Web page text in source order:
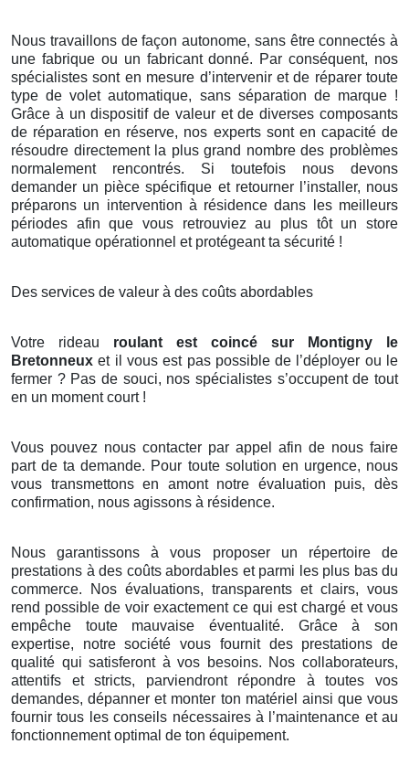
Nous travaillons de façon autonome, sans être connectés à
une fabrique ou un fabricant donné. Par conséquent, nos
spécialistes sont en mesure d’intervenir et de réparer toute
type de volet automatique, sans séparation de marque !
Grâce à un dispositif de valeur et de diverses composants
de réparation en réserve, nos experts sont en capacité de
résoudre directement la plus grand nombre des problèmes
normalement rencontrés. Si toutefois nous devons
demander un pièce spécifique et retourner l’installer, nous
préparons un intervention à résidence dans les meilleurs
périodes afin que vous retrouviez au plus tôt un store
automatique opérationnel et protégeant ta sécurité !
Des services de valeur à des coûts abordables
Votre rideau roulant est coincé sur Montigny le
Bretonneux et il vous est pas possible de l’déployer ou le
fermer ? Pas de souci, nos spécialistes s’occupent de tout
en un moment court !
Vous pouvez nous contacter par appel afin de nous faire
part de ta demande. Pour toute solution en urgence, nous
vous transmettons en amont notre évaluation puis, dès
confirmation, nous agissons à résidence.
Nous garantissons à vous proposer un répertoire de
prestations à des coûts abordables et parmi les plus bas du
commerce. Nos évaluations, transparents et clairs, vous
rend possible de voir exactement ce qui est chargé et vous
empêche toute mauvaise éventualité. Grâce à son
expertise, notre société vous fournit des prestations de
qualité qui satisferont à vos besoins. Nos collaborateurs,
attentifs et stricts, parviendront répondre à toutes vos
demandes, dépanner et monter ton matériel ainsi que vous
fournir tous les conseils nécessaires à l’maintenance et au
fonctionnement optimal de ton équipement.